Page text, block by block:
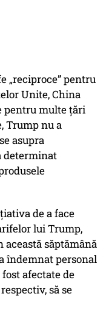
„reciproce” pentru
Unite, China
pentru multe țări
Trump nu a
asupra
determinat
de a face
lui Trump,
săptămână
îndemnat personal
afectate de
să se